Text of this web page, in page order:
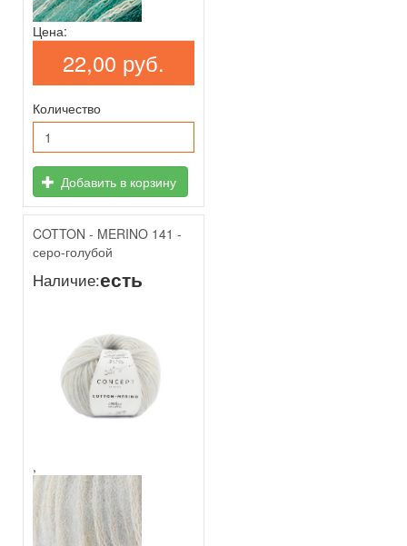
Цена:
22,00 руб.
Количество
Добавить в корзину
COTTON - MERINO 141 -
серо-голубой
Наличие:есть
,